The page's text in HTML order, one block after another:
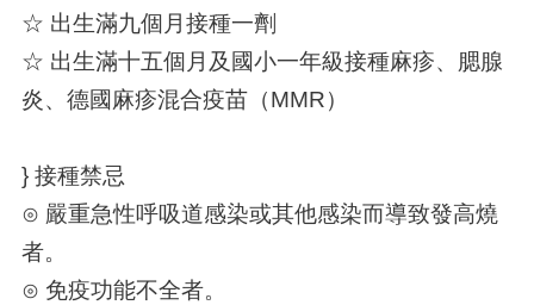
☆ 出生滿九個月接種一劑
☆ 出生滿十五個月及國小一年級接種麻疹、腮腺
炎、德國麻疹混合疫苗（MMR）
} 接種禁忌
⊙ 嚴重急性呼吸道感染或其他感染而導致發高燒
者。
⊙ 免疫功能不全者。